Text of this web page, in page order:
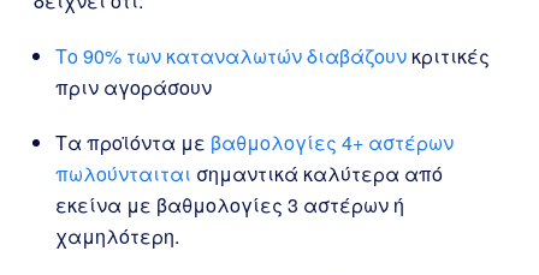
Το 90% των καταναλωτών διαβάζουν κριτικές
πριν αγοράσουν
Τα προϊόντα με βαθμολογίες 4+ αστέρων
πωλούνταιται σημαντικά καλύτερα από
εκείνα με βαθμολογίες 3 αστέρων ή
χαμηλότερη.